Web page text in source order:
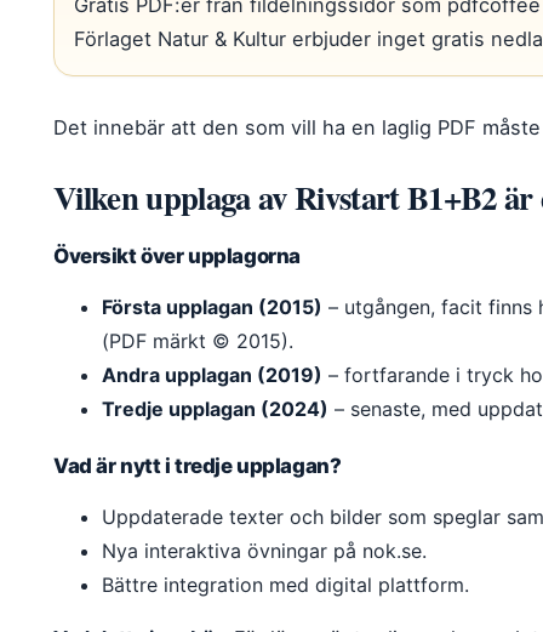
Gratis PDF:er från fildelningssidor som
Förlaget Natur & Kultur erbjuder inget gratis
Det innebär att den som vill ha en laglig PDF
Vilken upplaga av Rivstart B1+B2 är
Översikt över upplagorna
Första upplagan (2015) – utgången, facit finns
(PDF märkt © 2015).
Andra upplagan (2019) – fortfarande i tryck
Tredje upplagan (2024) – senaste, med
Vad är nytt i tredje upplagan?
Uppdaterade texter och bilder som speglar
Nya interaktiva övningar på nok.se.
Bättre integration med digital plattform.